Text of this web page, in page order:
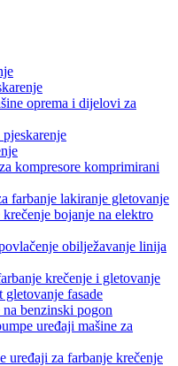
oprema i dijelovi za
pjeskarenje
kompresore komprimirani
farbanje lakiranje gletovanje
bojanje na elektro
obilježavanje linija
krečenje i gletovanje
gletovanje fasade
benzinski pogon
uređaji mašine za
uređaji za farbanje krečenje